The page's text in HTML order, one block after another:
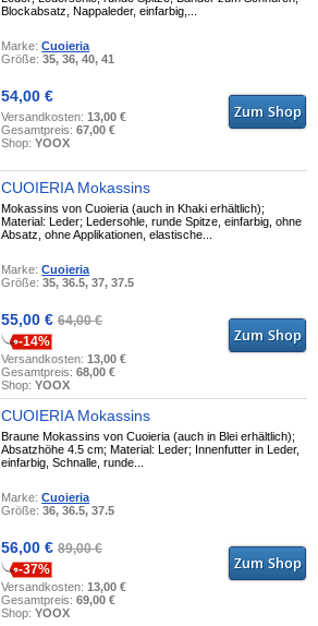
Blockabsatz, Nappaleder, einfarbig,...
Marke:Cuoieria
Größe:35, 36, 40, 41
54,00 €
Versandkosten:13,00 €
Gesamtpreis:67,00 €
Shop:YOOX
CUOIERIA Mokassins
Mokassins von Cuoieria (auch in Khaki erhältlich);
Material: Leder; Ledersohle, runde Spitze, einfarbig, ohne
Absatz, ohne Applikationen, elastische...
Marke:Cuoieria
Größe:35, 36.5, 37, 37.5
55,00 €64,00 €
-14%
Versandkosten:13,00 €
Gesamtpreis:68,00 €
Shop:YOOX
CUOIERIA Mokassins
Braune Mokassins von Cuoieria (auch in Blei erhältlich);
Absatzhöhe 4.5 cm; Material: Leder; Innenfutter in Leder,
einfarbig, Schnalle, runde...
Marke:Cuoieria
Größe:36, 36.5, 37.5
56,00 €89,00 €
-37%
Versandkosten:13,00 €
Gesamtpreis:69,00 €
Shop:YOOX